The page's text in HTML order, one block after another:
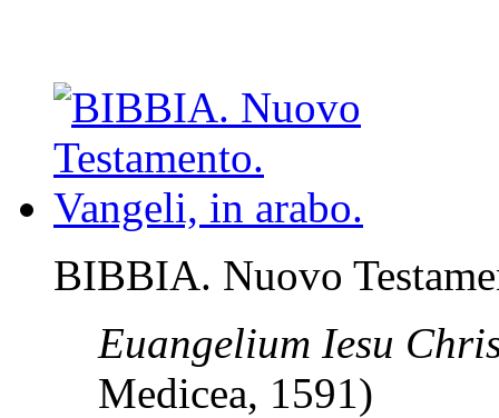
BIBBIA. Nuovo
Euangelium Iesu
Medicea, 1591)